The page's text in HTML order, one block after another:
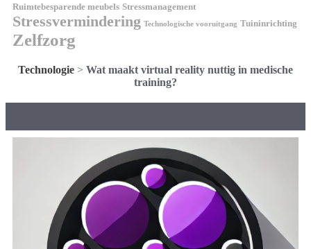
Ruimtebesparende meubels Stressmanagement
Stressvermindering Technologische vooruitgang Tuininrichting
Zelfzorg
Technologie > Wat maakt virtual reality nuttig in medische
training?